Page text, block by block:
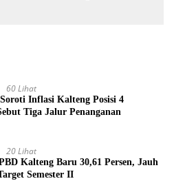
60 Lihat
Inflasi Kalteng Posisi 4
Tiga Jalur Penanganan
20 Lihat
Kalteng Baru 30,61 Persen, Jauh
Semester II